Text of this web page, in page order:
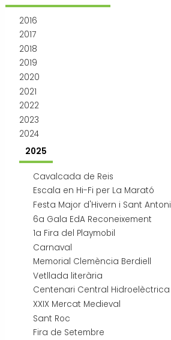
2016
2017
2018
2019
2020
2021
2022
2023
2024
2025
Cavalcada de Reis
Escala en Hi-Fi per La Marató
Festa Major d'Hivern i Sant Antoni
6a Gala EdA Reconeixement
1a Fira del Playmobil
Carnaval
Memorial Clemència Berdiell
Vetllada literària
Centenari Central Hidroelèctrica
XXIX Mercat Medieval
Sant Roc
Fira de Setembre